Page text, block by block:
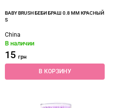
BABY BRUSH БЕБИ БРАШ 0.8 ММ КРАСНЫЙ
S
China
В наличии
15 грн
В КОРЗИНУ